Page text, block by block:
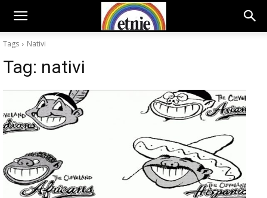
Tags Nativi
Tag: nativi